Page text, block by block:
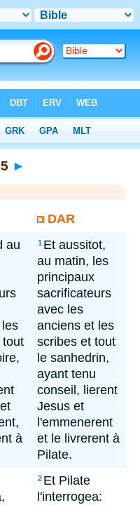
►
DAR
au
tout
à
1 Et aussitot,
au matin, les
principaux
sacrificateurs
avec les
anciens et les
scribes et tout
le sanhedrin,
ayant tenu
conseil, lierent
Jesus et
l'emmenerent
et le livrerent à
Pilate.
2 Et Pilate
l'interrogea: